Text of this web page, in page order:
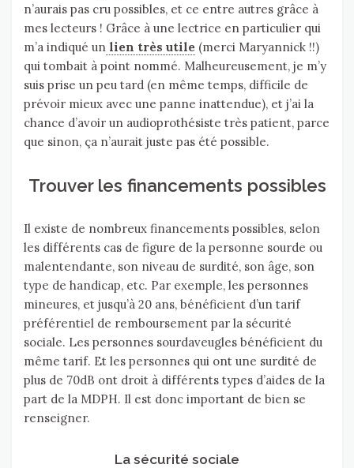
n’aurais pas cru possibles, et ce entre autres grâce à
mes lecteurs ! Grâce à une lectrice en particulier qui
m’a indiqué un lien très utile (merci Maryannick !!)
qui tombait à point nommé. Malheureusement, je m’y
suis prise un peu tard (en même temps, difficile de
prévoir mieux avec une panne inattendue), et j’ai la
chance d’avoir un audioprothésiste très patient, parce
que sinon, ça n’aurait juste pas été possible.
Trouver les financements possibles
Il existe de nombreux financements possibles, selon
les différents cas de figure de la personne sourde ou
malentendante, son niveau de surdité, son âge, son
type de handicap, etc. Par exemple, les personnes
mineures, et jusqu’à 20 ans, bénéficient d’un tarif
préférentiel de remboursement par la sécurité
sociale. Les personnes sourdaveugles bénéficient du
même tarif. Et les personnes qui ont une surdité de
plus de 70dB ont droit à différents types d’aides de la
part de la MDPH. Il est donc important de bien se
renseigner.
La sécurité sociale